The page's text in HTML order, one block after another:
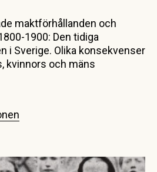
maktförhållanden och
1900: Den tidiga
i Sverige. Olika konsekvenser
kvinnors och mäns